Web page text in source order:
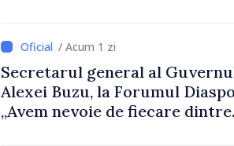
/ Acum 1 zi
Secretarul general al
Alexei Buzu, la Forumul
„Avem nevoie de fiecare dintre